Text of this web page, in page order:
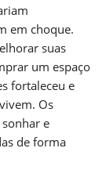
em choque.
suas
um espaço
fortaleceu e
Os
e
de forma